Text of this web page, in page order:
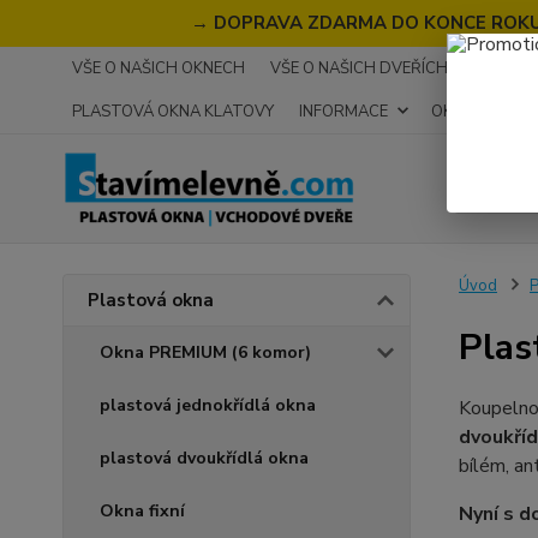
→ DOPRAVA ZDARMA DO KONCE
VŠE O NAŠICH OKNECH VŠE O NAŠICH DVEŘÍCH
PLASTOVÁ OKNA KLATOVY
INFORMACE OKNA NA
Plastová okna
Okna PREMIUM (6 komor)
plastová jednokřídlá okna
plastová dvoukřídlá okna
Okna fixní
Úvod
bílém,
Nyní s